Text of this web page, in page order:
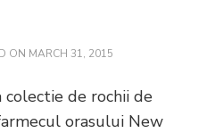
ON MARCH 31, 2015
de rochii de
orasului New